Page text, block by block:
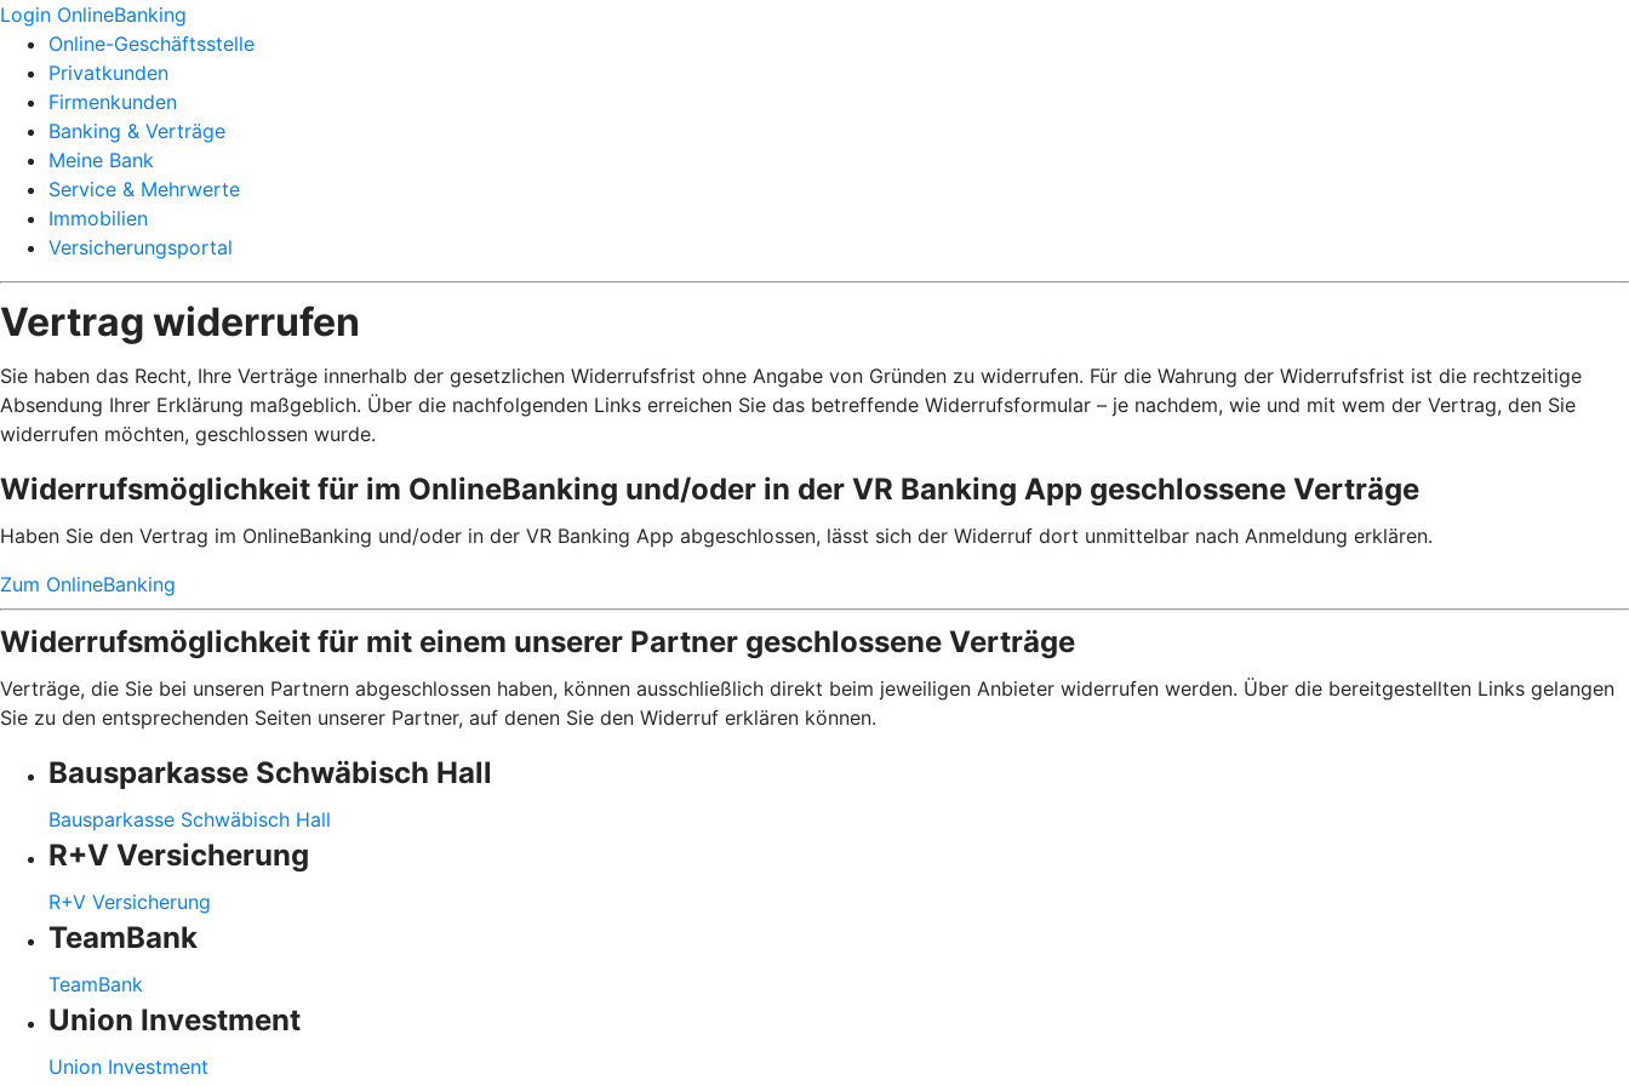
Login OnlineBanking
Online-Geschäftsstelle
Privatkunden
Firmenkunden
Banking & Verträge
Meine Bank
Service & Mehrwerte
Immobilien
Versicherungsportal
Vertrag widerrufen
Sie haben das Recht, Ihre Verträge innerhalb der gesetzlichen Widerrufsfrist ohne Angabe von Gründen zu widerrufen. Für die Wahrung der Widerrufsfrist ist die rechtzeitige
Absendung Ihrer Erklärung maßgeblich. Über die nachfolgenden Links erreichen Sie das betreffende Widerrufsformular – je nachdem, wie und mit wem der Vertrag, den Sie
widerrufen möchten, geschlossen wurde.
Widerrufsmöglichkeit für im OnlineBanking und/oder in der VR Banking App geschlossene Verträge
Haben Sie den Vertrag im OnlineBanking und/oder in der VR Banking App abgeschlossen, lässt sich der Widerruf dort unmittelbar nach Anmeldung erklären.
Zum OnlineBanking
Widerrufsmöglichkeit für mit einem unserer Partner geschlossene Verträge
Verträge, die Sie bei unseren Partnern abgeschlossen haben, können ausschließlich direkt beim jeweiligen Anbieter widerrufen werden. Über die bereitgestellten Links gelangen
Sie zu den entsprechenden Seiten unserer Partner, auf denen Sie den Widerruf erklären können.
Bausparkasse Schwäbisch Hall
Bausparkasse Schwäbisch Hall
R+V Versicherung
R+V Versicherung
TeamBank
TeamBank
Union Investment
Union Investment